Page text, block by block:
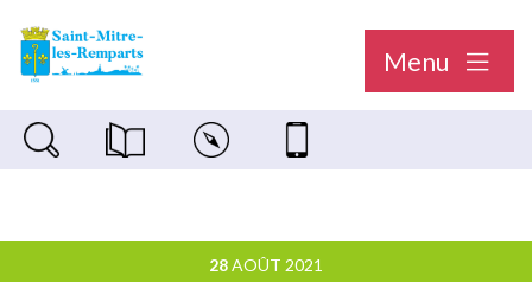
Menu
Recherche sur le siteMagazine municipal "Le Saint-Mitréen"
Carte interactiveNous contacter
28AOÛT 2021